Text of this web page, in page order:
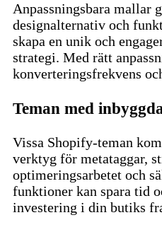
Anpassningsbara mallar
designalternativ och
skapa en unik och
strategi. Med rätt
konverteringsfrekvens
Teman med
Vissa Shopify-teman
verktyg för metataggar,
optimeringsarbetet och
funktioner kan spara tid
investering i din butiks